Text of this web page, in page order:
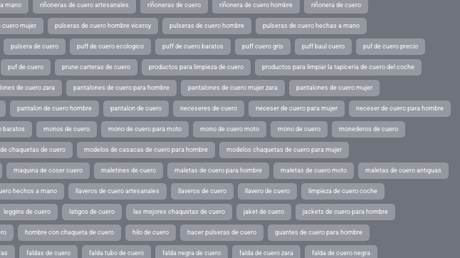
mano riñoneras de cuero artesanales riñoneras de cuero riñonera de cuero hombre riñonera de cuero
cuero mujer pulseras de cuero hombre viceroy pulseras de cuero hombre pulseras de cuero hechas a mano
pulsera de cuero puff de cuero ecologico puff de cuero baratos puff cuero gris puff baul cuero puf de cuero precio
puf de cuero prune carteras de cuero productos para limpieza de cuero productos para limpiar la tapiceria de cuero del coche
de cuero zara pantalones de cuero para hombre pantalones de cuero mujer zara pantalones de cuero mujer
pantalon de cuero hombre pantalon de cuero neceseres de cuero neceser de cuero para mujer neceser de cuero para hombre
baratos monos de cuero mono de cuero para moto mono de cuero moto mono de cuero monederos de cuero
chaquetas de cuero modelos de casacas de cuero para hombre modelos chaquetas de cuero para mujer
maquina de coser cuero maletines de cuero maletas de cuero para hombre maletas de cuero moto maletas de cuero antiguas
hechos a mano llaveros de cuero artesanales llaveros de cuero llavero de cuero limpieza de cuero coche
leggins de cuero latigos de cuero las mejores chaquetas de cuero jaket de cuero jackets de cuero para hombre
hombre con chaqueta de cuero hilo de cuero hacer pulseras de cuero guantes de cuero para hombre
faldas de cuero falda tubo de cuero falda negra de cuero falda de cuero zara falda de cuero negra